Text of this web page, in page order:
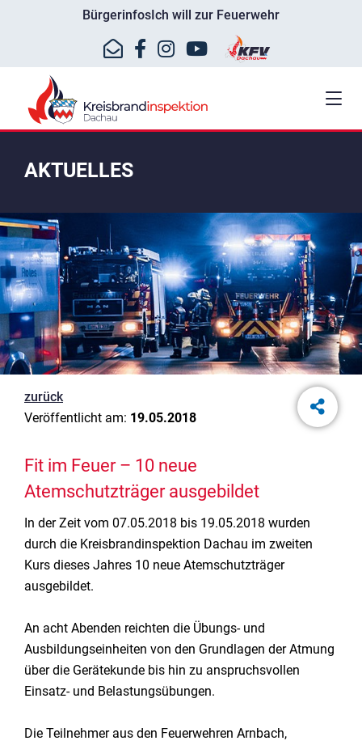
BürgerinfosIch will zur Feuerwehr
AKTUELLES
zurück
Veröffentlicht am: 19.05.2018
Fit im Feuer – 10 neue
Atemschutzträger ausgebildet
In der Zeit vom 07.05.2018 bis 19.05.2018 wurden
durch die Kreisbrandinspektion Dachau im zweiten
Kurs dieses Jahres 10 neue Atemschutzträger
ausgebildet.
An acht Abenden reichten die Übungs- und
Ausbildungseinheiten von den Grundlagen der Atmung
über die Gerätekunde bis hin zu anspruchsvollen
Einsatz- und Belastungsübungen.
Die Teilnehmer aus den Feuerwehren Arnbach,